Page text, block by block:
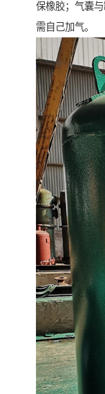
保橡胶；气囊
需自己加气。